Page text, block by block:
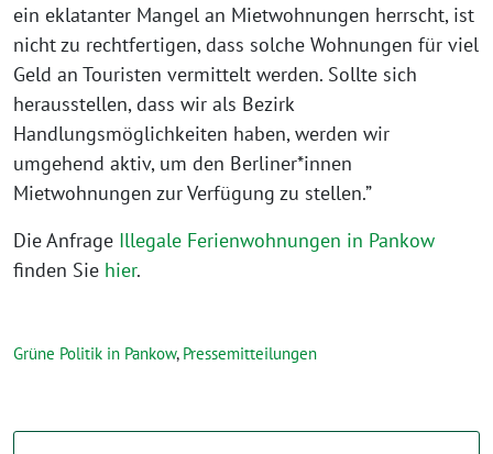
ein eklatanter Mangel an Mietwohnungen herrscht, ist
nicht zu rechtfertigen, dass solche Wohnungen für viel
Geld an Touristen vermittelt werden. Sollte sich
herausstellen, dass wir als Bezirk
Handlungsmöglichkeiten haben, werden wir
umgehend aktiv, um den Berliner*innen
Mietwohnungen zur Verfügung zu stellen.”
Die Anfrage Illegale Ferienwohnungen in Pankow
finden Sie hier.
Grüne Politik in Pankow, Pressemitteilungen